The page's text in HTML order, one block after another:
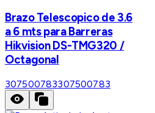
Brazo Telescopico de 3.6
a 6 mts para Barreras
Hikvision DS-TMG320 /
Octagonal
307500783307500783